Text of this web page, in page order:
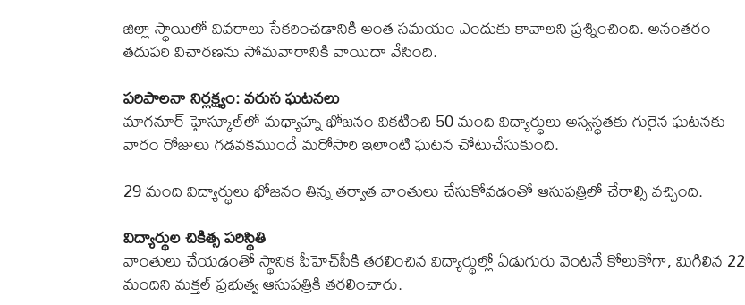
జిల్లా స్థాయిలో వివరాలు సేకరించడానికి అంత సమయం ఎందుకు కావాలని ప్రశ్నించింది. అనంతరం
తదుపరి విచారణను సోమవారానికి వాయిదా వేసింది.
పరిపాలనా నిర్లక్ష్యం: వరుస ఘటనలు
మాగనూర్‌ హైస్కూల్‌లో మధ్యాహ్న భోజనం వికటించి 50 మంది విద్యార్థులు అస్వస్థతకు గురైన ఘటనకు
వారం రోజులు గడవకముందే మరోసారి ఇలాంటి ఘటన చోటుచేసుకుంది.
29 మంది విద్యార్థులు భోజనం తిన్న తర్వాత వాంతులు చేసుకోవడంతో ఆసుపత్రిలో చేరాల్సి వచ్చింది.
విద్యార్థుల చికిత్స పరిస్థితి
వాంతులు చేయడంతో స్థానిక పీహెచ్‌సీకి తరలించిన విద్యార్థుల్లో ఏడుగురు వెంటనే కోలుకోగా, మిగిలిన 22
మందిని మక్తల్‌ ప్రభుత్వ ఆసుపత్రికి తరలించారు.